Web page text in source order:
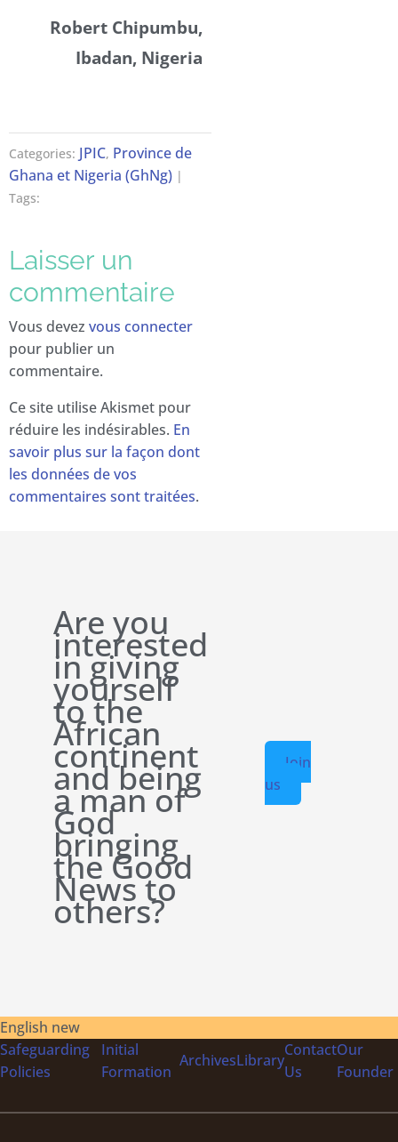
Robert Chipumbu,
Ibadan, Nigeria
Categories: JPIC, Province de
Ghana et Nigeria (GhNg) |
Tags:
Laisser un
commentaire
Vous devez vous connecter
pour publier un
commentaire.
Ce site utilise Akismet pour
réduire les indésirables. En
savoir plus sur la façon dont
les données de vos
commentaires sont traitées.
Are you
interested
in giving
yourself
to the
African
continent
and being
a man of
God
bringing
the Good
News to
others?
Join
us
English new
Safeguarding
Policies
Initial
Formation
ArchivesLibrary
Contact
Us
Our
Founder